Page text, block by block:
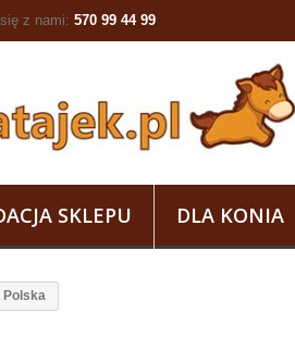
z nami: 570 99 44 99
SKLEPU DLA KONIA
Polska